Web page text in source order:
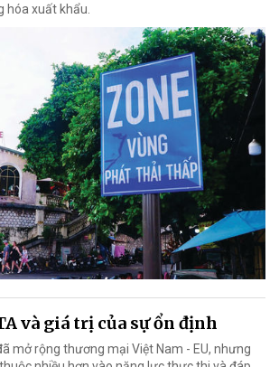
hóa xuất khẩu.
và giá trị của sự ổn định
mở rộng thương mại Việt Nam - EU, nhưng